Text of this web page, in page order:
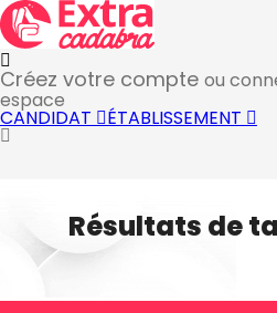
Créez votre compte ou
espace
CANDIDAT ÉTABLISSEMENT
Résultats de